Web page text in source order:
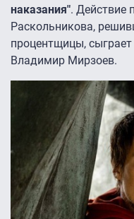
наказания". Действие
Раскольникова,
процентщицы,
Владимир Мирзоев.